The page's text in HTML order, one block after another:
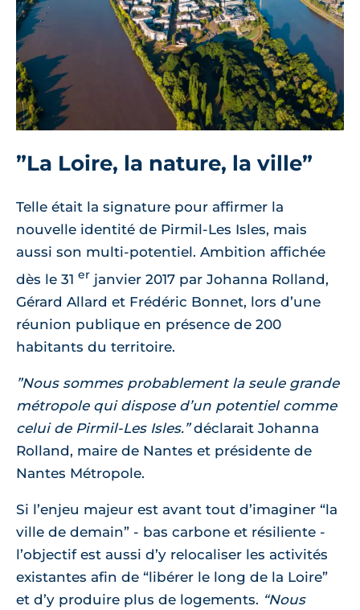
”La Loire, la nature, la ville”
Telle était la signature pour affirmer la
nouvelle identité de Pirmil-Les Isles, mais
aussi son multi-potentiel. Ambition affichée
dès le 31 er janvier 2017 par Johanna Rolland,
Gérard Allard et Frédéric Bonnet, lors d’une
réunion publique en présence de 200
habitants du territoire.
”Nous sommes probablement la seule grande
métropole qui dispose d’un potentiel comme
celui de Pirmil-Les Isles.”déclarait Johanna
Rolland, maire de Nantes et présidente de
Nantes Métropole.
Si l’enjeu majeur est avant tout d’imaginer “la
ville de demain” - bas carbone et résiliente -
l’objectif est aussi d’y relocaliser les activités
existantes afin de “libérer le long de la Loire”
et d’y produire plus de logements. “Nous